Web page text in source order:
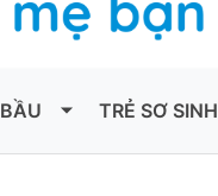
BẦU TRẺ SƠ SINH